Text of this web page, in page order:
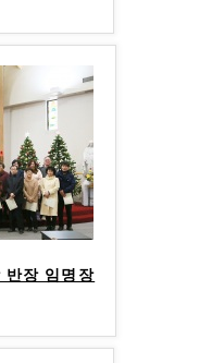
장 임명장